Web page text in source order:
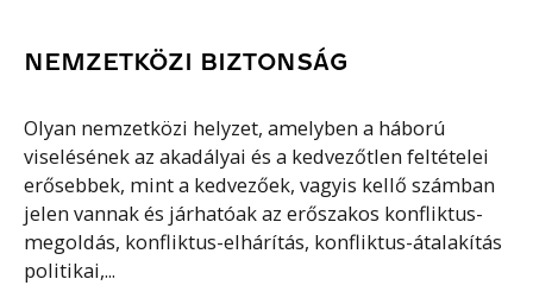
NEMZETKÖZI BIZTONSÁG
Olyan nemzetközi helyzet, amelyben a háború
viselésének az akadályai és a kedvezőtlen feltételei
erősebbek, mint a kedvezőek, vagyis kellő számban
jelen vannak és járhatóak az erőszakos konfliktus-
megoldás, konfliktus-elhárítás, konfliktus-átalakítás
politikai,...